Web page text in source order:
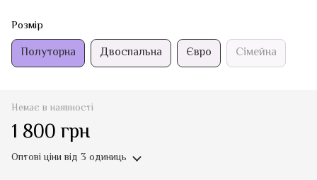
Розмір
Полуторна Двоспальна Євро Сімейна
Немає в наявності
1 800 грн
Оптові ціни від 3 одиниць